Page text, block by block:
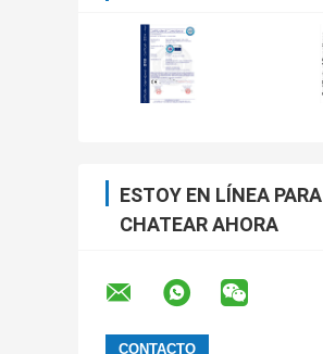
ESTOY EN LÍNEA PARA
CHATEAR AHORA